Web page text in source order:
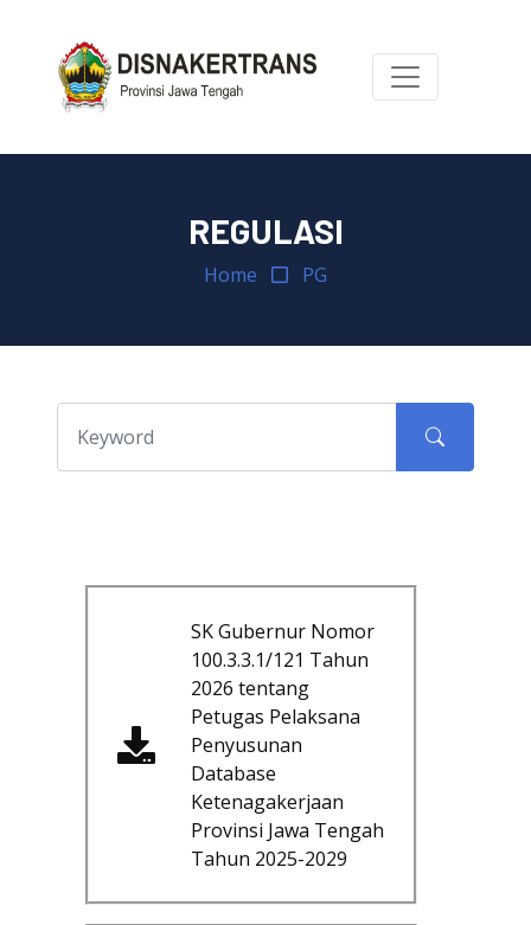
REGULASI
Home PG
SK Gubernur Nomor
100.3.3.1/121 Tahun
2026 tentang
Petugas Pelaksana
Penyusunan
Database
Ketenagakerjaan
Provinsi Jawa Tengah
Tahun 2025-2029